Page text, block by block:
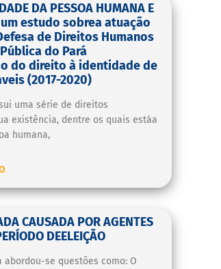
DA PESSOA HUMANA E
um estudo sobrea atuação
de Direitos Humanos
do Pará
do direito à identidade de
(2017-2020)
uma série de direitos
existência, dentre os quais estáa
humana,
CAUSADA POR AGENTES
DEELEIÇÃO
abordou-se questões como: O